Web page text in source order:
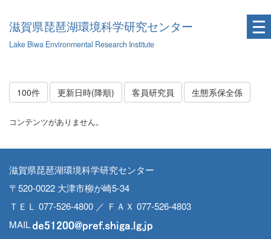
滋賀県琵琶湖環境科学研究センター
Lake Biwa Environmental Research Institute
100件 更新日時(降順) 客員研究員 生態系保全係
コンテンツがありません。
滋賀県琵琶湖環境科学研究センター
〒520-0022 大津市柳が崎5-34
ＴＥＬ 077-526-4800 ／ ＦＡＸ 077-526-4803
MAIL